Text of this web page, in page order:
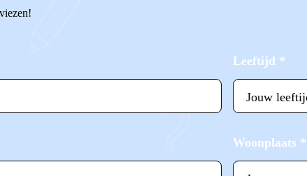
Leeftijd *
Woonplaats *